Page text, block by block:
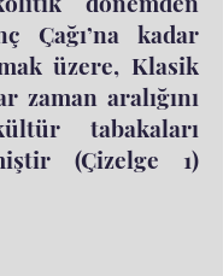
Çağı’na kadar
üzere, Klasik
zaman aralığını
tabakaları
(Çizelge 1)